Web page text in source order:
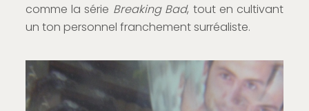
comme la série Breaking Bad, tout en cultivant
un ton personnel franchement surréaliste.